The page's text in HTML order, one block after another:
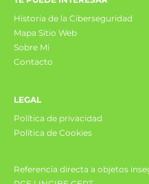
Historia de la Ciberseguridad
Mapa Sitio Web
Sobre Mi
Contacto
LEGAL
Política de privacidad
Política de Cookies
Referencia directa a objetos